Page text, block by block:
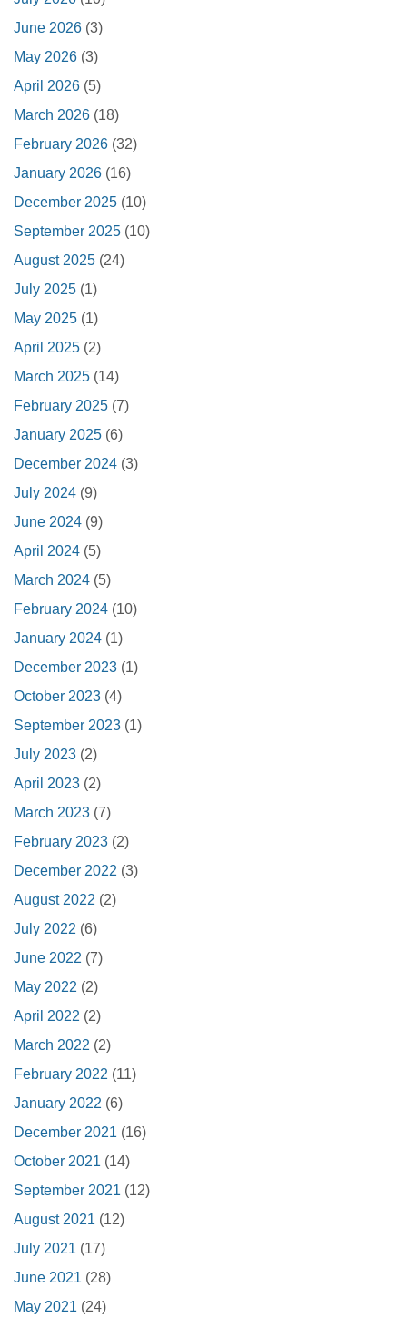
June 2026 (3)
May 2026 (3)
April 2026 (5)
March 2026 (18)
February 2026 (32)
January 2026 (16)
December 2025 (10)
September 2025 (10)
August 2025 (24)
July 2025 (1)
May 2025 (1)
April 2025 (2)
March 2025 (14)
February 2025 (7)
January 2025 (6)
December 2024 (3)
July 2024 (9)
June 2024 (9)
April 2024 (5)
March 2024 (5)
February 2024 (10)
January 2024 (1)
December 2023 (1)
October 2023 (4)
September 2023 (1)
July 2023 (2)
April 2023 (2)
March 2023 (7)
February 2023 (2)
December 2022 (3)
August 2022 (2)
July 2022 (6)
June 2022 (7)
May 2022 (2)
April 2022 (2)
March 2022 (2)
February 2022 (11)
January 2022 (6)
December 2021 (16)
October 2021 (14)
September 2021 (12)
August 2021 (12)
July 2021 (17)
June 2021 (28)
May 2021 (24)